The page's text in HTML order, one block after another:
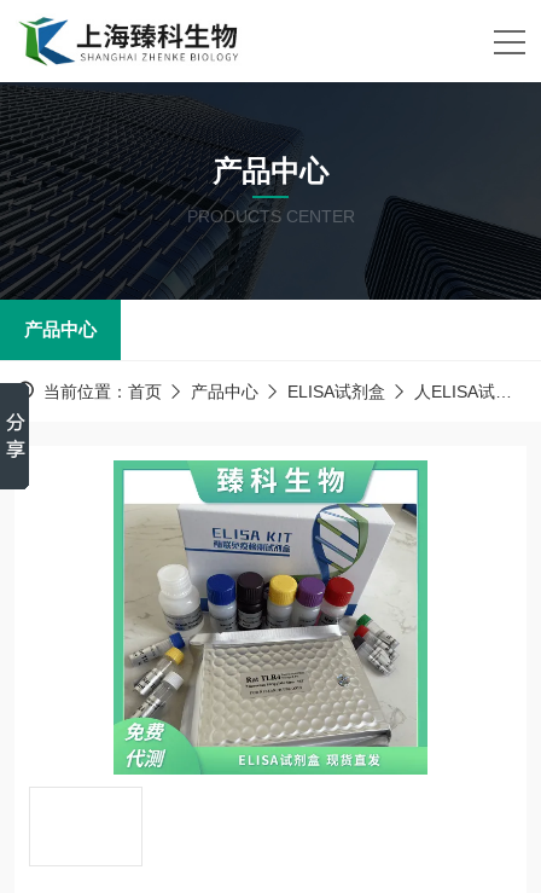
产品中心
PRODUCTS CENTER
产品中心
当前位置： 首页 产品中心 ELISA试剂盒 人ELISA试剂盒